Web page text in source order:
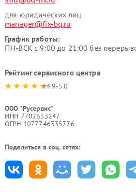
для юридических лиц
manager@fix-bq.ru
График работы:
ПН-ВСК с 9:00 до 21:00 без
Рейтинг сервисного центра
4.9-5.0
ООО "Русервис"
ИНН 7702633247
ОГРН 1077746335776
Поделиться в соц. сетях: